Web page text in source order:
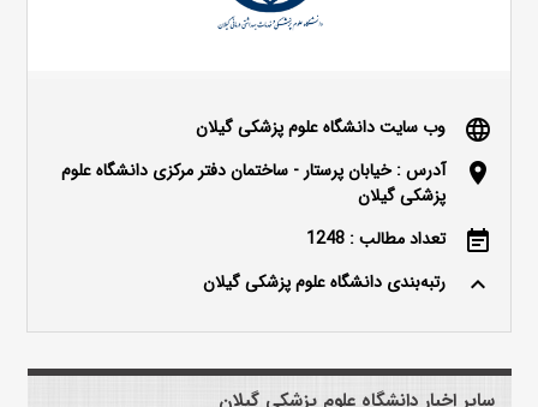
language وب سایت دانشگاه علوم پزشکی گیلان
location_on
آدرس : خیابان پرستار - ساختمان دفتر مرکزی دانشگاه علوم
پزشکی گیلان
event_note تعداد مطالب : 1248
keyboard_arrow_up رتبه‌بندی دانشگاه علوم پزشکی گیلان
سایر اخبار دانشگاه علوم پزشکی گیلان